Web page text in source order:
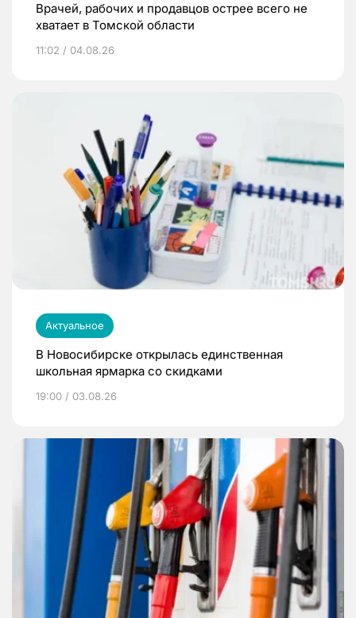
Врачей, рабочих и продавцов острее всего не
хватает в Томской области
11:02 / 04.08.26
Актуальное
В Новосибирске открылась единственная
школьная ярмарка со скидками
19:00 / 03.08.26